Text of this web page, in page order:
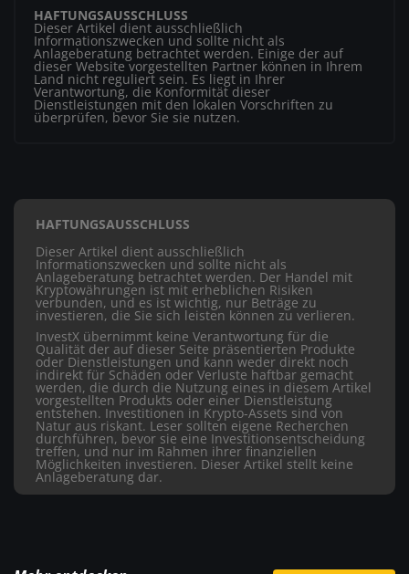
HAFTUNGSAUSSCHLUSS
Dieser Artikel dient ausschließlich
Informationszwecken und sollte nicht als
Anlageberatung betrachtet werden. Einige der auf
dieser Website vorgestellten Partner können in Ihrem
Land nicht reguliert sein. Es liegt in Ihrer
Verantwortung, die Konformität dieser
Dienstleistungen mit den lokalen Vorschriften zu
überprüfen, bevor Sie sie nutzen.
HAFTUNGSAUSSCHLUSS
Dieser Artikel dient ausschließlich
Informationszwecken und sollte nicht als
Anlageberatung betrachtet werden. Der Handel mit
Kryptowährungen ist mit erheblichen Risiken
verbunden, und es ist wichtig, nur Beträge zu
investieren, die Sie sich leisten können zu verlieren.
InvestX übernimmt keine Verantwortung für die
Qualität der auf dieser Seite präsentierten Produkte
oder Dienstleistungen und kann weder direkt noch
indirekt für Schäden oder Verluste haftbar gemacht
werden, die durch die Nutzung eines in diesem Artikel
vorgestellten Produkts oder einer Dienstleistung
entstehen. Investitionen in Krypto-Assets sind von
Natur aus riskant. Leser sollten eigene Recherchen
durchführen, bevor sie eine Investitionsentscheidung
treffen, und nur im Rahmen ihrer finanziellen
Möglichkeiten investieren. Dieser Artikel stellt keine
Anlageberatung dar.